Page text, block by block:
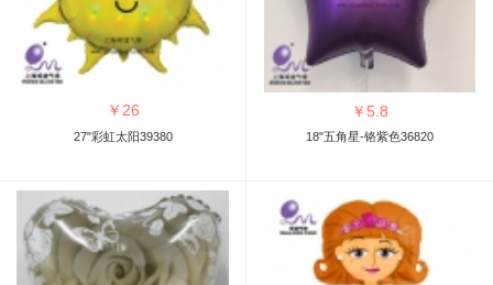
￥ 26
27"彩虹太阳39380
￥ 5.8
18"五角星-铬紫色36820